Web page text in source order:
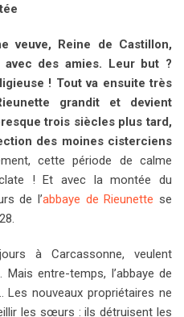
veuve, Reine de Castillon,
avec des amies. Leur but ?
! Tout va ensuite très
grandit et devient
trois siècles plus tard,
des moines cisterciens
cette période de calme
! Et avec la montée du
de l’abbaye de Rieunette se
à Carcassonne, veulent
Mais entre-temps, l’abbaye de
Les nouveaux propriétaires ne
les sœurs : ils détruisent les